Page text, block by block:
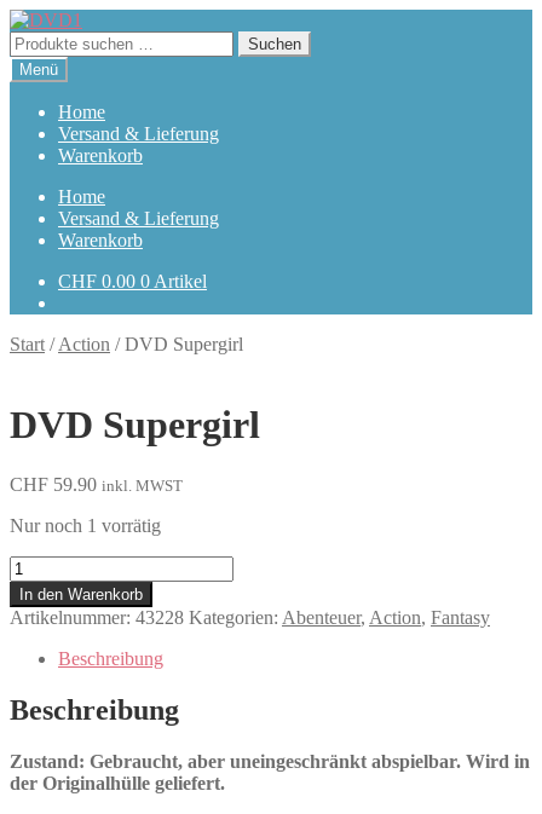
Zur
Navigation
springen
Zum
Inhalt
springen
Suchen
nach:
Suchen
Menü
Home
Versand & Lieferung
Warenkorb
Home
Versand & Lieferung
Warenkorb
CHF 0.00 0 Artikel
Start /Action /DVD Supergirl
DVD Supergirl
CHF 59.90 inkl. MWST
Nur noch 1 vorrätig
Supergirl
Menge
In den Warenkorb
Artikelnummer: 43228 Kategorien: Abenteuer, Action, Fantasy
Beschreibung
Beschreibung
Zustand: Gebraucht, aber uneingeschränkt abspielbar. Wird in
der Originalhülle geliefert.